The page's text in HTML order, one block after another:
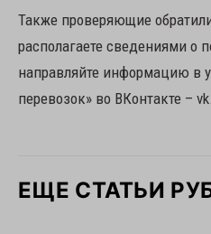
Также проверяющие
располагаете сведениями о
направляйте информацию в
перевозок» во ВКонтакте –
ЕЩЕ СТАТЬИ